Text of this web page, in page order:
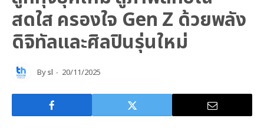
สดใส ครองใจ Gen Z ด้วยพลัง
ดิจิทัลและศิลปินรุ่นใหม่
Bysl 20/11/2025